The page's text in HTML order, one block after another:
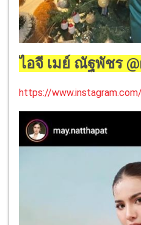
ไอจี เมย์ ณัฐพัชร
https://